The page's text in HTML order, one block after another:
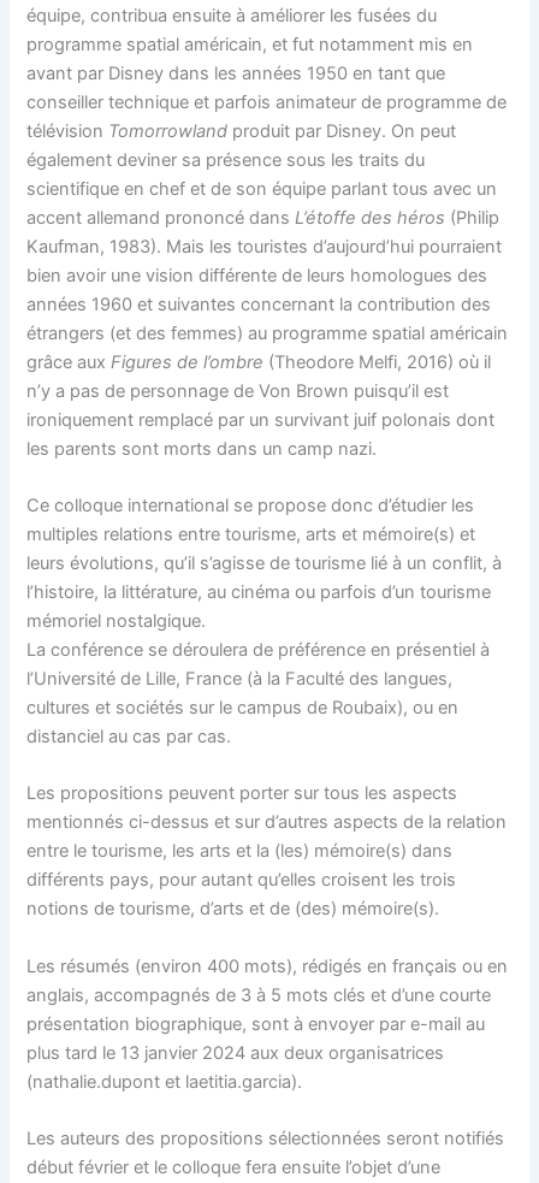
équipe, contribua ensuite à améliorer les fusées du
programme spatial américain, et fut notamment mis en
avant par Disney dans les années 1950 en tant que
conseiller technique et parfois animateur de programme de
télévision Tomorrowland produit par Disney. On peut
également deviner sa présence sous les traits du
scientifique en chef et de son équipe parlant tous avec un
accent allemand prononcé dansL’étoffe des héros (Philip
Kaufman, 1983). Mais les touristes d’aujourd’hui pourraient
bien avoir une vision différente de leurs homologues des
années 1960 et suivantes concernant la contribution des
étrangers (et des femmes) au programme spatial américain
grâce auxFigures de l’ombre (Theodore Melfi, 2016) où il
n’y a pas de personnage de Von Brown puisqu’il est
ironiquement remplacé par un survivant juif polonais dont
les parents sont morts dans un camp nazi.
Ce colloque international se propose donc d’étudier les
multiples relations entre tourisme, arts et mémoire(s) et
leurs évolutions, qu’il s’agisse de tourisme lié à un conflit, à
l’histoire, la littérature, au cinéma ou parfois d’un tourisme
mémoriel nostalgique.
La conférence se déroulera de préférence en présentiel à
l’Université de Lille, France (à la Faculté des langues,
cultures et sociétés sur le campus de Roubaix), ou en
distanciel au cas par cas.
Les propositions peuvent porter sur tous les aspects
mentionnés ci-dessus et sur d’autres aspects de la relation
entre le tourisme, les arts et la (les) mémoire(s) dans
différents pays, pour autant qu’elles croisent les trois
notions de tourisme, d’arts et de (des) mémoire(s).
Les résumés (environ 400 mots), rédigés en français ou en
anglais, accompagnés de 3 à 5 mots clés et d’une courte
présentation biographique, sont à envoyer par e-mail au
plus tard le 13 janvier 2024 aux deux organisatrices
(nathalie.dupont et laetitia.garcia).
Les auteurs des propositions sélectionnées seront notifiés
début février et le colloque fera ensuite l’objet d’une